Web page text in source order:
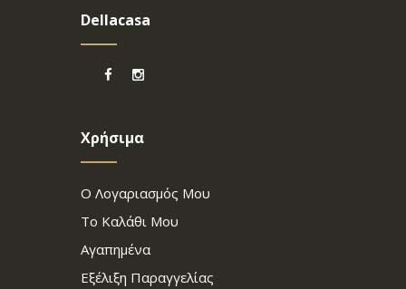
Dellacasa
Χρήσιμα
Ο Λογαριασμός Μου
Το Καλάθι Μου
Αγαπημένα
Εξέλιξη Παραγγελίας